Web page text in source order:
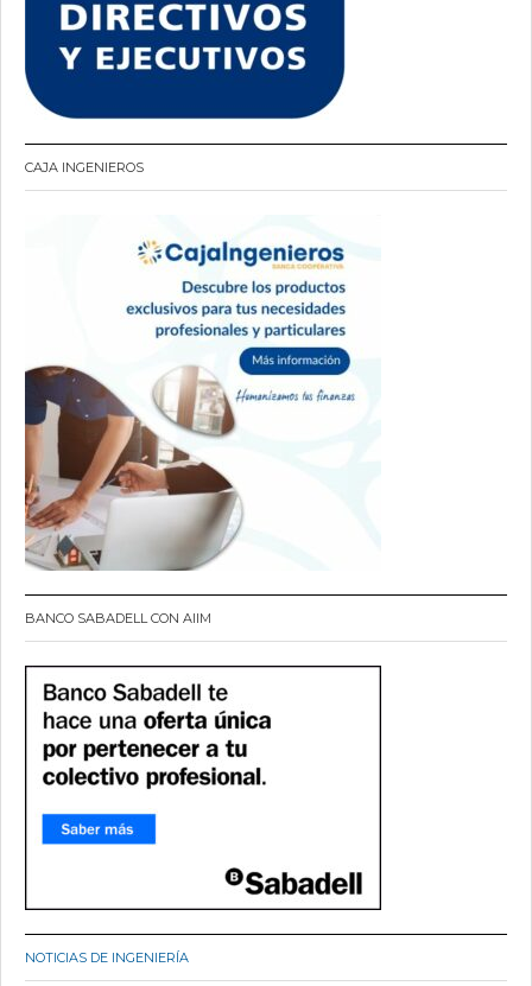
CAJA INGENIEROS
BANCO SABADELL CON AIIM
NOTICIAS DE INGENIERÍA